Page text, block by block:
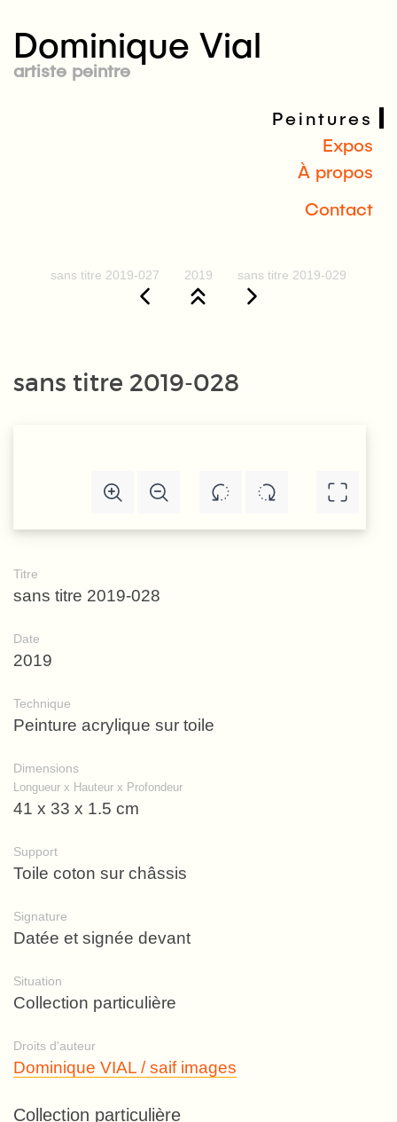
Dominique Vial
artiste peintre
Peintures
Expos
À propos
Contact
sans titre 2019-027 2019 sans titre 2019-029
sans titre 2019-028
Titre
sans titre 2019-028
Date
2019
Technique
Peinture acrylique sur toile
Dimensions
Longueur x Hauteur x Profondeur
41 x 33 x 1.5 cm
Support
Toile coton sur châssis
Signature
Datée et signée devant
Situation
Collection particulière
Droits d'auteur
Dominique VIAL / saif images
Collection particulière